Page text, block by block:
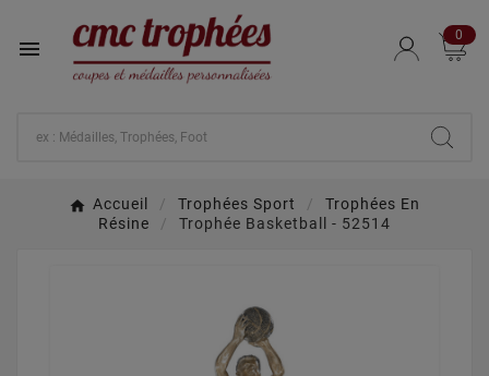

0
Accueil Trophées Sport
Trophées En
Résine
Trophée Basketball - 52514